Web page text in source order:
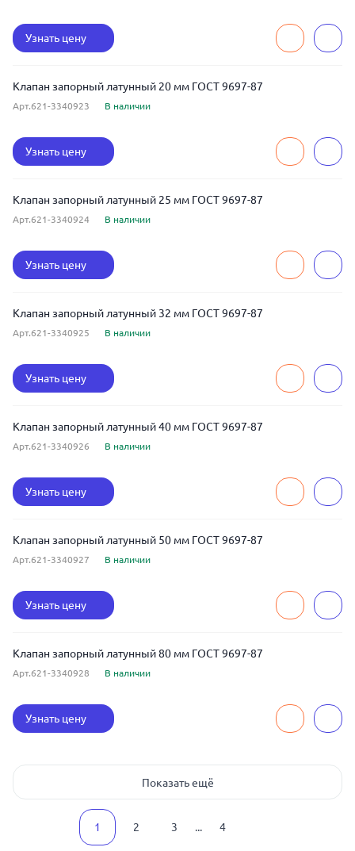
Узнать цену
Клапан запорный латунный 20 мм ГОСТ 9697-87
Арт.621-3340923 В наличии
Узнать цену
Клапан запорный латунный 25 мм ГОСТ 9697-87
Арт.621-3340924 В наличии
Узнать цену
Клапан запорный латунный 32 мм ГОСТ 9697-87
Арт.621-3340925 В наличии
Узнать цену
Клапан запорный латунный 40 мм ГОСТ 9697-87
Арт.621-3340926 В наличии
Узнать цену
Клапан запорный латунный 50 мм ГОСТ 9697-87
Арт.621-3340927 В наличии
Узнать цену
Клапан запорный латунный 80 мм ГОСТ 9697-87
Арт.621-3340928 В наличии
Узнать цену
Показать ещё
1 2 3 ... 4